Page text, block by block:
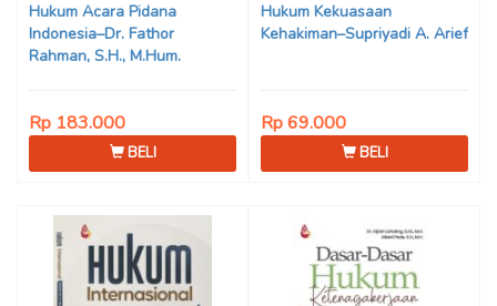
Hukum Acara Pidana
Indonesia–Dr. Fathor
Rahman, S.H., M.Hum.
Rp 183.000
BELI
Hukum Kekuasaan
Kehakiman–Supriyadi A. Arief
Rp 69.000
BELI